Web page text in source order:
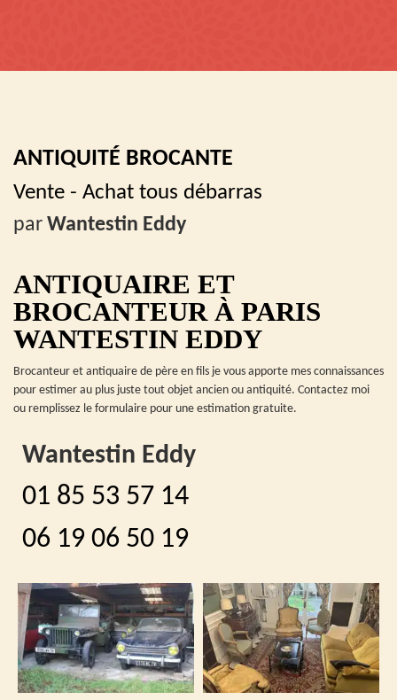
ANTIQUITÉ BROCANTE
Vente - Achat tous débarras
par Wantestin Eddy
ANTIQUAIRE ET
BROCANTEUR À PARIS
WANTESTIN EDDY
Brocanteur et antiquaire de père en fils je vous apporte mes connaissances
pour estimer au plus juste tout objet ancien ou antiquité. Contactez moi
ou remplissez le formulaire pour une estimation gratuite.
Wantestin Eddy
01 85 53 57 14
06 19 06 50 19